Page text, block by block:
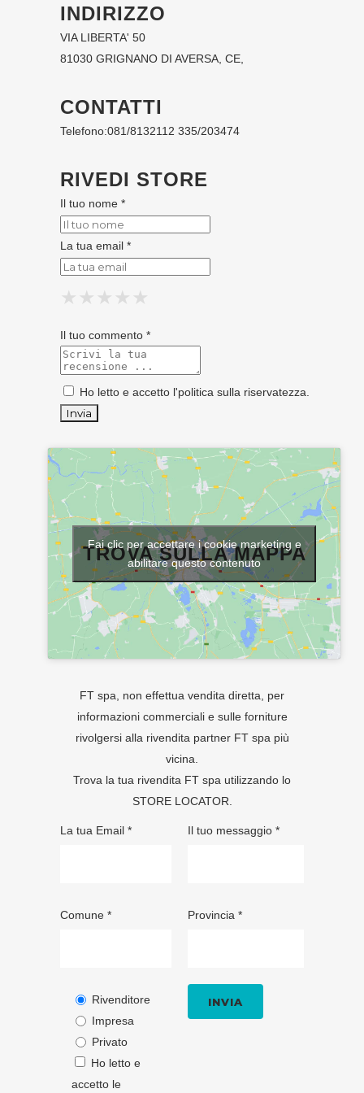
INDIRIZZO
VIA LIBERTA' 50
81030 GRIGNANO DI AVERSA, CE,
CONTATTI
Telefono:081/8132112 335/203474
RIVEDI STORE
Il tuo nome *
La tua email *
★
★ ★
★ ★ ★
★ ★ ★ ★
★ ★ ★ ★ ★
Il tuo commento *
Ho letto e accetto l'politica sulla riservatezza
TROVA SULLA MAPPA
Fai clic per accettare i cookie marketing e
abilitare questo contenuto
FT spa, non effettua vendita diretta, per
informazioni commerciali e sulle forniture
rivolgersi alla rivendita partner FT spa più
vicina.
Trova la tua rivendita FT spa utilizzando lo
STORE LOCATOR
La tua Email *
Comune *
Rivenditore
Impresa
Privato
Ho letto e
accetto le
Il tuo messaggio *
Provincia *